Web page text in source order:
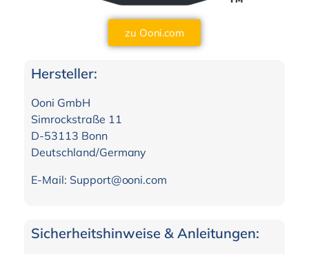
zu Ooni.com
Hersteller:
Ooni GmbH
Simrockstraße 11
D-53113 Bonn
Deutschland/Germany
E-Mail: Support@ooni.com
Sicherheitshinweise & Anleitungen: